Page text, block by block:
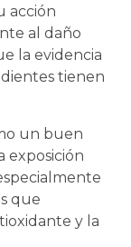
acción
al daño
la evidencia
tienen
un buen
exposición
que
y la